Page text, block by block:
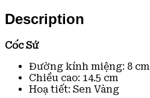
Description
Cốc Sứ
Đường kính miệng: 8 cm
Chiều cao: 14.5 cm
Hoạ tiết: Sen Vàng